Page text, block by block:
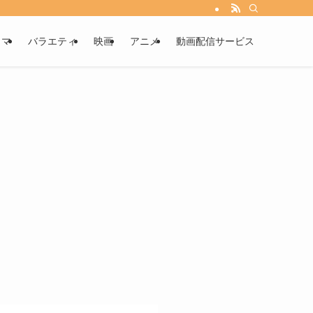
バラエティ 映画 アニメ 動画配信サービス